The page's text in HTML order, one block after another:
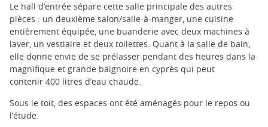
Le hall d’entrée sépare cette salle principale des autres
pièces : un deuxième salon/salle-à-manger, une cuisine
entièrement équipée, une buanderie avec deux machines à
laver, un vestiaire et deux toilettes. Quant à la salle de bain,
elle donne envie de se prélasser pendant des heures dans la
magnifique et grande baignoire en cyprès qui peut
contenir 400 litres d’eau chaude.
Sous le toit, des espaces ont été aménagés pour le repos ou
l’étude.